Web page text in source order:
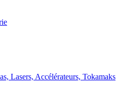
Lasers, Accélérateurs, Tokamaks